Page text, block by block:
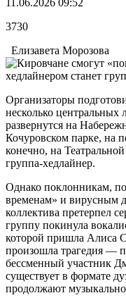
3730
Елизавета Морозова
Организаторы
несколько
развернутся на
Кочуровском парке, на
конечно, на
группа-хедлайнер.
Однако поклонникам,
временам» и вирусным
коллектива претерпел
группу покинула
которой пришла Алиса
произошла трагедия —
бессменный участник
существует в формате
продолжают